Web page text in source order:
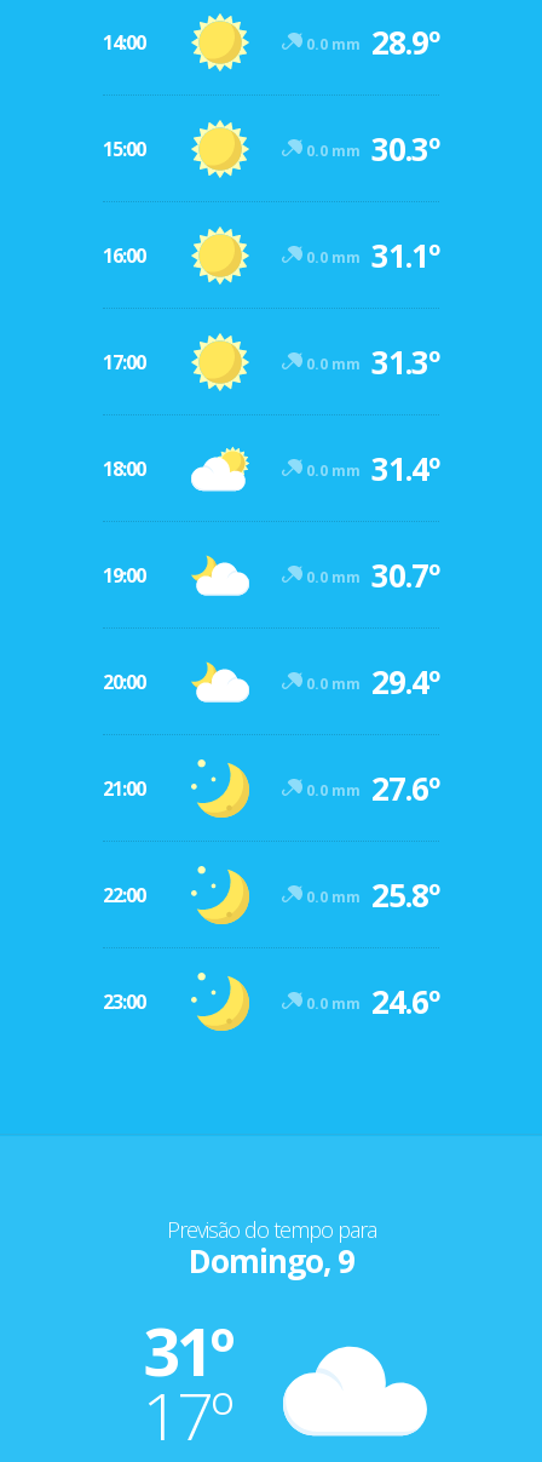
14:00 0.0 mm 28.9º
15:00 0.0 mm 30.3º
16:00 0.0 mm 31.1º
17:00 0.0 mm 31.3º
18:00 0.0 mm 31.4º
19:00 0.0 mm 30.7º
20:00 0.0 mm 29.4º
21:00 0.0 mm 27.6º
22:00 0.0 mm 25.8º
23:00 0.0 mm 24.6º
Previsão do tempo para
Domingo, 9
31º
17º